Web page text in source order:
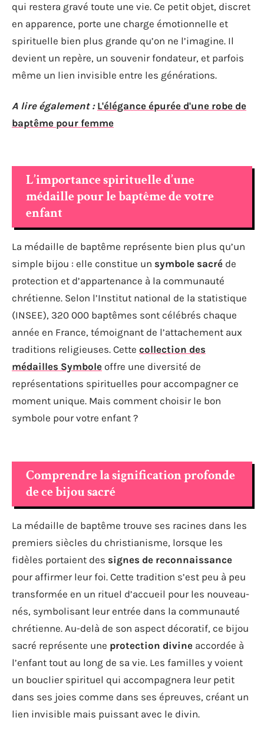
qui restera gravé toute une vie. Ce petit objet, discret
en apparence, porte une charge émotionnelle et
spirituelle bien plus grande qu’on ne l’imagine. Il
devient un repère, un souvenir fondateur, et parfois
même un lien invisible entre les générations.
A lire également : L'élégance épurée d'une robe de
baptême pour femme
L’importance spirituelle d’une
médaille pour le baptême de votre
enfant
La médaille de baptême représente bien plus qu’un
simple bijou : elle constitue un symbole sacré de
protection et d’appartenance à la communauté
chrétienne. Selon l’Institut national de la statistique
(INSEE), 320 000 baptêmes sont célébrés chaque
année en France, témoignant de l’attachement aux
traditions religieuses. Cette collection des
médailles Symbole offre une diversité de
représentations spirituelles pour accompagner ce
moment unique. Mais comment choisir le bon
symbole pour votre enfant ?
Comprendre la signification profonde
de ce bijou sacré
La médaille de baptême trouve ses racines dans les
premiers siècles du christianisme, lorsque les
fidèles portaient des signes de reconnaissance
pour affirmer leur foi. Cette tradition s’est peu à peu
transformée en un rituel d’accueil pour les nouveau-
nés, symbolisant leur entrée dans la communauté
chrétienne. Au-delà de son aspect décoratif, ce bijou
sacré représente une protection divine accordée à
l’enfant tout au long de sa vie. Les familles y voient
un bouclier spirituel qui accompagnera leur petit
dans ses joies comme dans ses épreuves, créant un
lien invisible mais puissant avec le divin.